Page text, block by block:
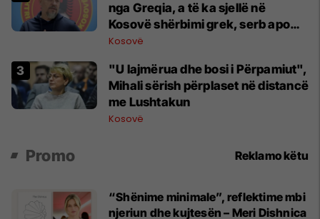
nga Greqia, a të ka sjellë në
Kosovë shërbimi grek, serb apo
rus?
Kosovë
"U lajmërua dhe bosi i Përpamiut",
Mihali sërish përplaset në distancë
me Lushtakun
Kosovë
Promo Reklamo këtu
“Shënime minimale”, reflektime mbi
njeriun dhe kujtesën – Meri Dishnica